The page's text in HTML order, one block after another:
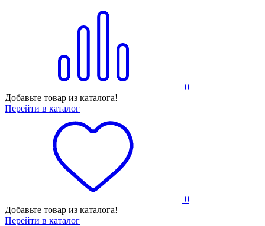
0
Добавьте товар из каталога!
Перейти в каталог
0
Добавьте товар из каталога!
Перейти в каталог